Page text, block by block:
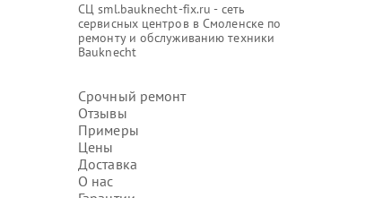
СЦ sml.bauknecht-fix.ru - сеть
сервисных центров в Смоленске по
ремонту и обслуживанию техники
Bauknecht
Срочный ремонт
Отзывы
Примеры
Цены
Доставка
О нас